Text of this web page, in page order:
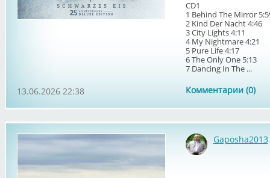
CD1
1 Behind The Mirror
2 Kind Der Nacht 4:46
3 City Lights 4:11
4 My Nightmare 4:21
5 Pure Life 4:17
6 The Only One 5:13
7 Dancing In The ...
Комментарии (0)
13.06.2026 22:38
Gaposha2013